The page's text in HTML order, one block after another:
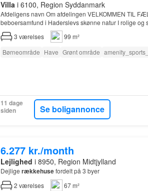
Villa i 6100, Region Syddanmark
Afdeligens navn Om afdelingen VELKOMMEN TIL
beboersamfund i Haderslevs skønne natur I rolige og
Haderslev , ligger dette hyggelige to- og
3 værelses
99 m²
Børneområde Have Grønt område
11 dage
siden
Se boligannonce
6.277 kr./month
Lejlighed i 8950, Region Midtjylland
Dejlige rækkehusefordelt på 3 byer
2 værelses
67 m²